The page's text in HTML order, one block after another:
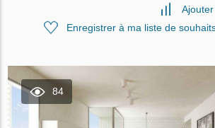
Enregistrer à ma liste de
84